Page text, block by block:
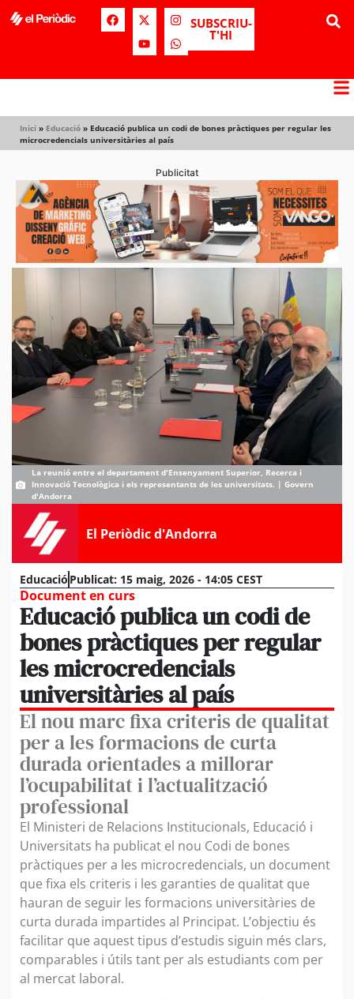
SUBSCRIU-
T'HI
Inici » Educació » Educació publica un codi de bones pràctiques per regular les
microcredencials universitàries al país
Publicitat
La reunió entre el departament d'Ensenyament Superior, Recerca i
Innovació Tecnològica i els representants de les universitats. | Govern
d'Andorra
El Periòdic d'Andorra
Educació Publicat: 15 maig, 2026 - 14:05 CEST
Document en curs
Educació publica un codi de
bones pràctiques per regular
les microcredencials
universitàries al país
El nou marc fixa criteris de qualitat
per a les formacions de curta
durada orientades a millorar
l’ocupabilitat i l’actualització
professional
El Ministeri de Relacions Institucionals, Educació i
Universitats ha publicat el nou Codi de bones
pràctiques per a les microcredencials, un document
que fixa els criteris i les garanties de qualitat que
hauran de seguir les formacions universitàries de
curta durada impartides al Principat. L’objectiu és
facilitar que aquest tipus d’estudis siguin més clars,
comparables i útils tant per als estudiants com per
al mercat laboral.